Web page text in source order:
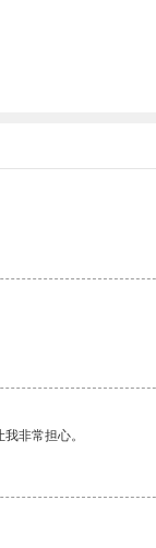
非常担心。